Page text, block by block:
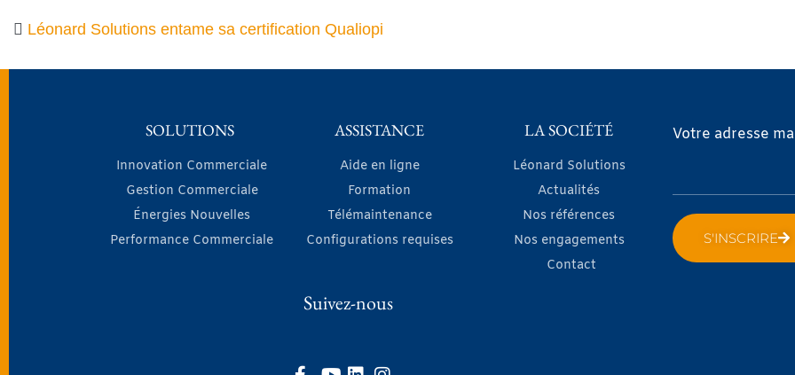
Léonard Solutions entame sa certification Qualiopi
SOLUTIONS
Innovation Commerciale
Gestion Commerciale
Énergies Nouvelles
Performance Commerciale
ASSISTANCE
Aide en ligne
Formation
Télémaintenance
Configurations requises
LA SOCIÉTÉ
Léonard Solutions
Actualités
Nos références
Nos engagements
Contact
Votre adresse
S'INSCRIRE
Suivez-nous